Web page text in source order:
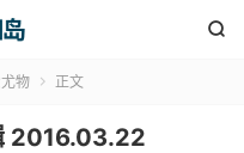

物  正文
2016.03.22